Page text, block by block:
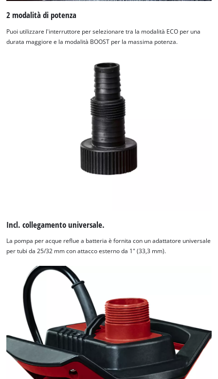
2 modalità di potenza
Puoi utilizzare l'interruttore per selezionare tra la modalità ECO per una
durata maggiore e la modalità BOOST per la massima potenza.
Incl. collegamento universale.
La pompa per acque reflue a batteria è fornita con un adattatore universale
per tubi da 25/32 mm con attacco esterno da 1" (33,3 mm).